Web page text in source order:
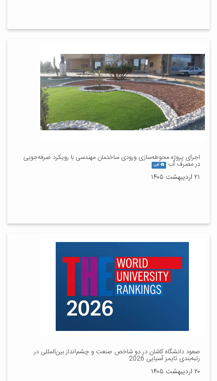
اجرای پروژه محوطه‌سازی ورودی ساختمان مهندسی با رویکرد صرفه‌جویی
در مصرف آب گالری
۲۱ اردیبهشت ۱۴۰۵
صعود دانشگاه کاشان در دو شاخص صنعت و چشم‌انداز بین‌المللی در
رتبه‌بندی تایمز آسیایی 2026
۲۰ اردیبهشت ۱۴۰۵